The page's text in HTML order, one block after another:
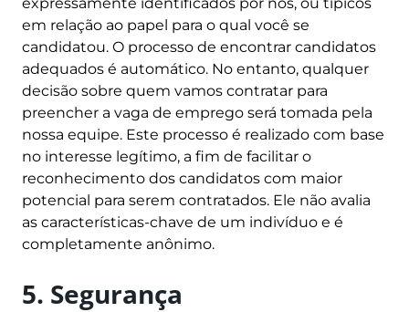
em relação ao papel para o qual você se
candidatou. O processo de encontrar candidatos
adequados é automático. No entanto, qualquer
decisão sobre quem vamos contratar para
preencher a vaga de emprego será tomada pela
nossa equipe. Este processo é realizado com base
no interesse legítimo, a fim de facilitar o
reconhecimento dos candidatos com maior
potencial para serem contratados. Ele não avalia
as características-chave de um indivíduo e é
completamente anônimo.
5. Segurança